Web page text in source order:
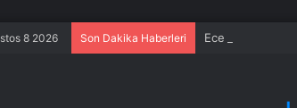
8 2026 Son Dakika Haberleri Ece Erken’den